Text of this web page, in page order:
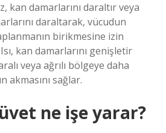
kan damarlarını daraltır veya
daraltarak, vücudun
birikmesine izin
kan damarlarını genişletir
veya ağrılı bölgeye daha
akmasını sağlar.
ne işe yarar?